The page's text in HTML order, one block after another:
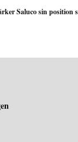
Saluco sin